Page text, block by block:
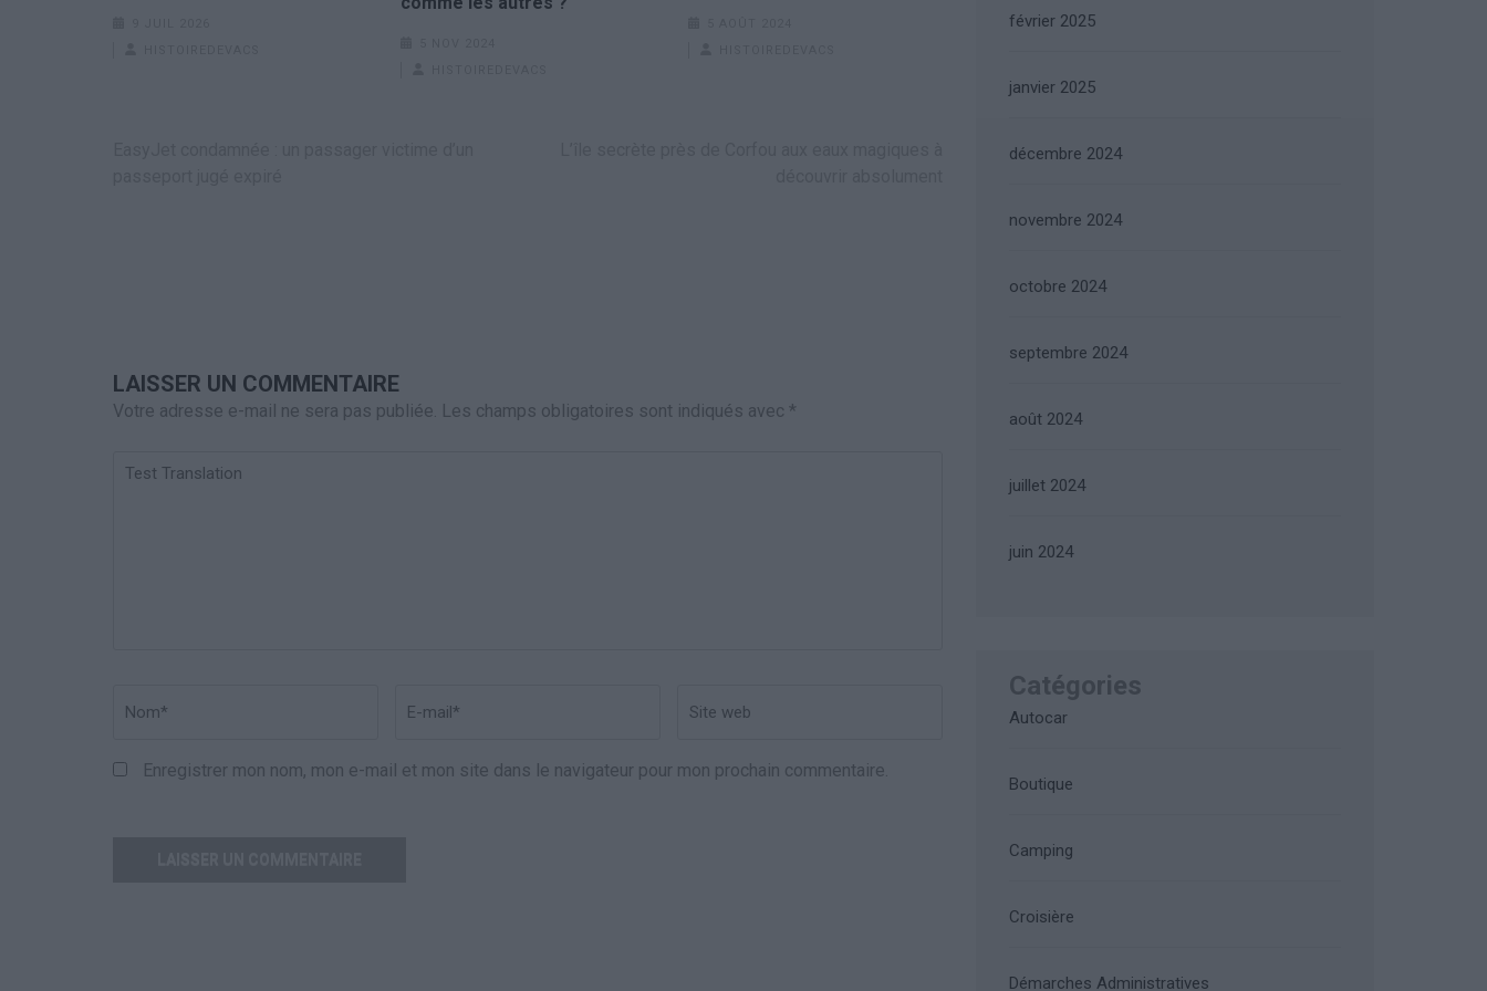
LAISSER UN COMMENTAIRE
Votre adresse e-mail ne sera pas publiée. Les champs obligatoires sont indiqués avec *
Test
web
Enregistrer mon nom, mon e-mail et mon site dans le navigateur pour mon prochain commentaire.
février 2025
janvier 2025
décembre 2024
novembre 2024
octobre 2024
septembre 2024
août 2024
juillet 2024
juin 2024
Catégories
Autocar
Boutique
Camping
Croisière
Démarches Administratives